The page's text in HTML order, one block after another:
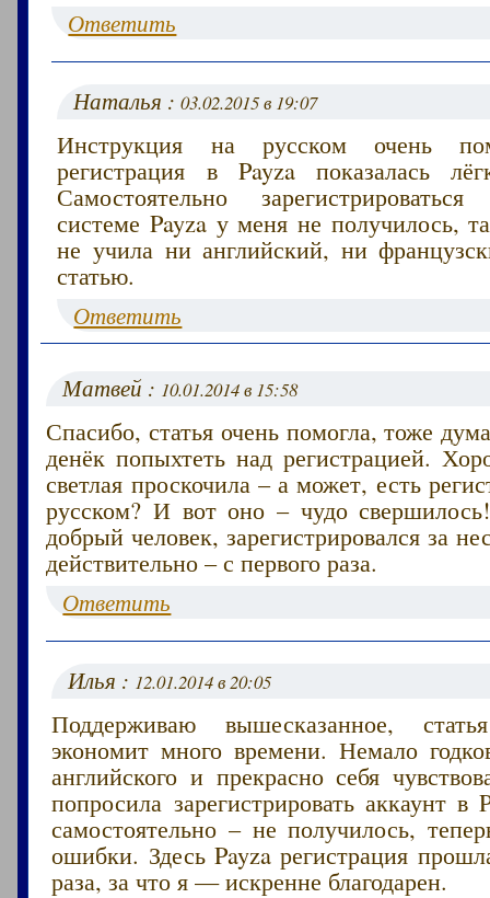
Ответить
Наталья :03.02.2015 в 19:07
Инструкция на русском очень
регистрация в Payza показалась
Самостоятельно
системе Payza у меня не
не учила ни английский, ни
статью.
Ответить
Матвей : 10.01.2014 в 15:58
Спасибо, статья очень помогла, тоже
денёк попыхтеть над регистрацией.
светлая проскочила – а может, есть
русском? И вот оно – чудо
добрый человек, зарегистрировался за
действительно – с первого раза.
Ответить
Илья : 12.01.2014 в 20:05
Поддерживаю вышесказанное,
экономит много времени. Немало
английского и прекрасно себя
попросила зарегистрировать аккаунт в
самостоятельно – не получилось,
ошибки. Здесь Payza регистрация
раза, за что я — искренне благодарен.